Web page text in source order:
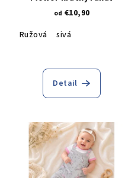
od €10,90
Ružová
sivá
Detail